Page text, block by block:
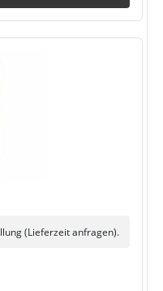
(Lieferzeit anfragen).